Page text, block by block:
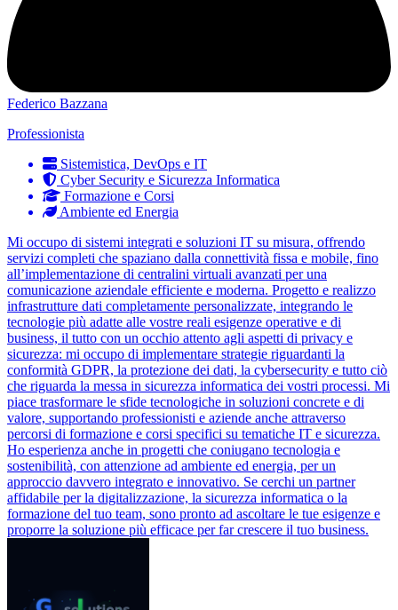
Federico Bazzana
Professionista
Sistemistica, DevOps e IT
Cyber Security e Sicurezza Informatica
Formazione e Corsi
Ambiente ed Energia
Mi occupo di sistemi integrati e soluzioni IT su misura, offrendo
servizi completi che spaziano dalla connettività fissa e mobile, fino
all’implementazione di centralini virtuali avanzati per una
comunicazione aziendale efficiente e moderna. Progetto e realizzo
infrastrutture dati completamente personalizzate, integrando le
tecnologie più adatte alle vostre reali esigenze operative e di
business, il tutto con un occhio attento agli aspetti di privacy e
sicurezza: mi occupo di implementare strategie riguardanti la
conformità GDPR, la protezione dei dati, la cybersecurity e tutto ciò
che riguarda la messa in sicurezza informatica dei vostri processi. Mi
piace trasformare le sfide tecnologiche in soluzioni concrete e di
valore, supportando professionisti e aziende anche attraverso
percorsi di formazione e corsi specifici su tematiche IT e sicurezza.
Ho esperienza anche in progetti che coniugano tecnologia e
sostenibilità, con attenzione ad ambiente ed energia, per un
approccio davvero integrato e innovativo. Se cerchi un partner
affidabile per la digitalizzazione, la sicurezza informatica o la
formazione del tuo team, sono pronto ad ascoltare le tue esigenze e
proporre la soluzione più efficace per far crescere il tuo business.